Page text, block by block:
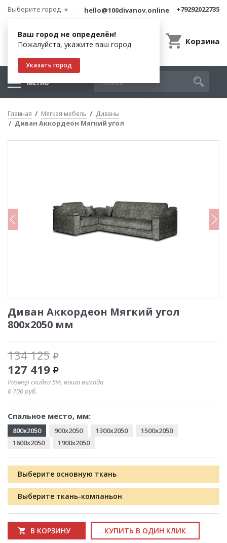
Выберите город
Ваш город не определён!
Пожалуйста, укажите ваш город
Указать город
hello@100divanov.online +79292022735
Корзина
МЕНЮ
Главная Мягкая мебель Диваны
Диван Аккордеон Мягкий угол
Диван Аккордеон Мягкий угол
800x2050 мм
134 125
127 419
Размер скидки 5%, ваша выгода
6 706руб.
Спальное место, мм:
800x2050 900x2050 1300x2050
1500x2050
1600x2050
1900x2050
Выберите основную ткань
Выберите ткань-компаньон
В КОРЗИНУ
КУПИТЬ В ОДИН КЛИК